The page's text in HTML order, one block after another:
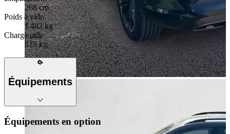
268 cm
Poids à vide
1 482 kg
Charge utile
518 kg
Équipements
Équipements en option